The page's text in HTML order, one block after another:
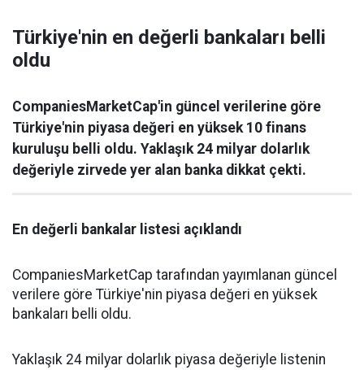
Türkiye'nin en değerli bankaları belli
oldu
CompaniesMarketCap'in güncel verilerine göre
Türkiye'nin piyasa değeri en yüksek 10 finans
kuruluşu belli oldu. Yaklaşık 24 milyar dolarlık
değeriyle zirvede yer alan banka dikkat çekti.
En değerli bankalar listesi açıklandı
CompaniesMarketCap tarafından yayımlanan güncel
verilere göre Türkiye'nin piyasa değeri en yüksek
bankaları belli oldu.
Yaklaşık 24 milyar dolarlık piyasa değeriyle listenin